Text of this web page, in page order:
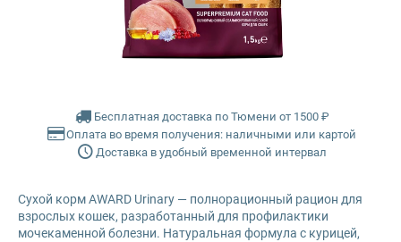
Farmina N&D
Grandorf
Бесплатная доставка по Тюмени от 1500 ₽
Оплата во время получения: наличными или картой
Доставка в удобный временной интервал
Сухой корм AWARD Urinary — полнорационный рацион для
взрослых кошек, разработанный для профилактики
мочекаменной болезни. Натуральная формула с курицей,